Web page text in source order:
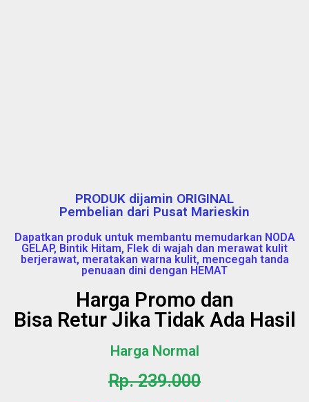
PRODUK dijamin ORIGINAL
Pembelian dari Pusat Marieskin
Dapatkan produk untuk membantu memudarkan NODA
GELAP, Bintik Hitam, Flek di wajah dan merawat kulit
berjerawat, meratakan warna kulit, mencegah tanda
penuaan dini dengan HEMAT
Harga Promo dan
Bisa Retur Jika Tidak Ada Hasil
Harga Normal
Rp. 239.000